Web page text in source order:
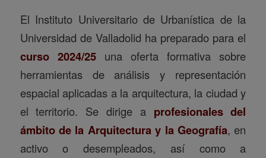
El Instituto Universitario de Urbanística de la
Universidad de Valladolid ha preparado para el
curso 2024/25una oferta formativa sobre
herramientas de análisis y representación
espacial aplicadas a la arquitectura, la ciudad y
el territorio. Se dirige a profesionales del
ámbito de la Arquitectura y la Geografía, en
activo o desempleados, así como a